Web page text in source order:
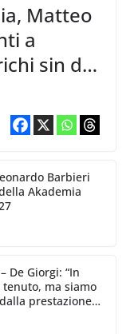
Matteo
a
sin dal
Barbieri
Akademia
De Giorgi: “In
ma siamo
prestazione